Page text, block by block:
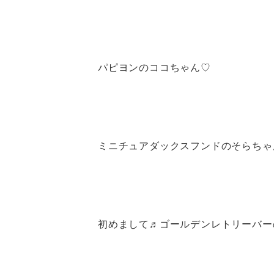
パピヨンのココちゃん♡
ミニチュアダックスフンドのそらち
初めまして♬ゴールデンレトリーバ